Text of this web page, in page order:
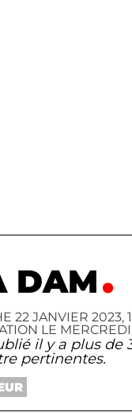
DAM
22 JANVIER 2023,
LE MERCREDI
il y a plus de
pertinentes.